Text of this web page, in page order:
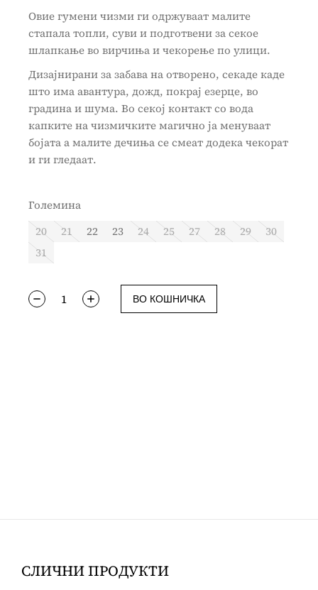
Овие гумени чизми ги одржуваат малите
стапала топли, суви и подготвени за секое
шлапкање во вирчиња и чекорење по улици.
Дизајнирани за забава на отворено, секаде каде
што има авантура, дожд, покрај езерце, во
градина и шума. Во секој контакт со вода
капките на чизмичките магично ја менуваат
бојата а малите дечиња се смеат додека чекорат
и ги гледаат.
Големина
20
21 22 23 24 25 27 28 29
30
31
ВО КОШНИЧКА
СЛИЧНИ ПРОДУКТИ